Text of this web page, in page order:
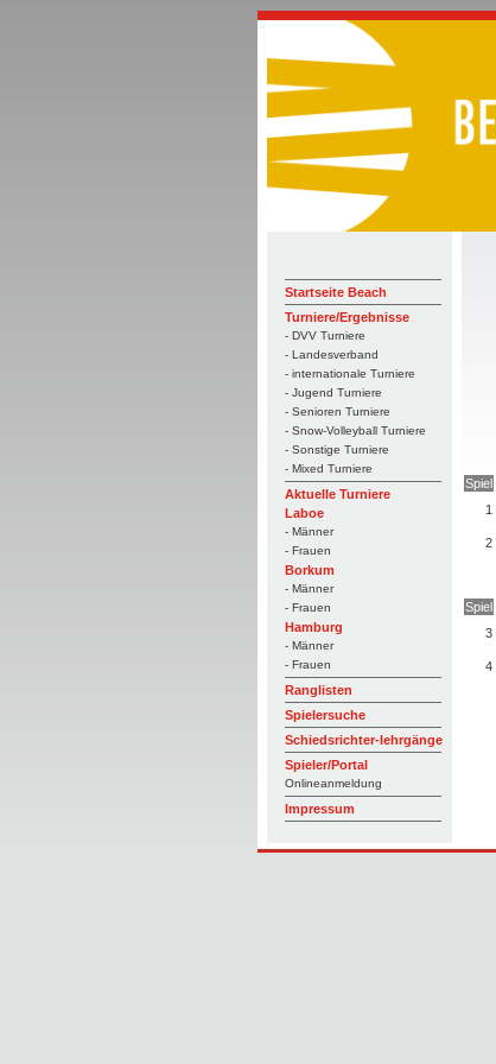
Startseite Beach
Turniere/Ergebnisse
- DVV Turniere
- Landesverband
- internationale Turniere
- Jugend Turniere
- Senioren Turniere
- Snow-Volleyball Turniere
- Sonstige Turniere
- Mixed Turniere
Aktuelle Turniere
Laboe
- Männer
- Frauen
Borkum
- Männer
- Frauen
Hamburg
- Männer
- Frauen
Ranglisten
Spielersuche
Schiedsrichter-lehrgänge
Spieler/Portal
Onlineanmeldung
Impressum
Spiel
1
2
Spiel
3
4